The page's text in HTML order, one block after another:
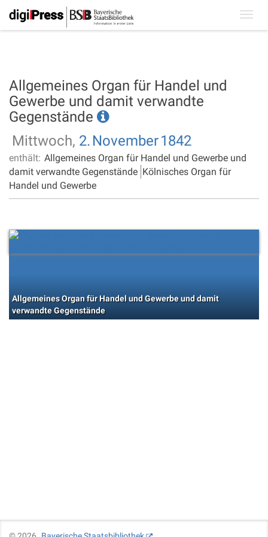
Allgemeines Organ für Handel und
Gewerbe und damit verwandte
Gegenstände
Mittwoch, 2. November1842
enthält: Allgemeines Organ für Handel und Gewerbe und
damit verwandte Gegenstände Kölnisches Organ für
Handel und Gewerbe
Allgemeines Organ für Handel und Gewerbe und damit
verwandte Gegenstände